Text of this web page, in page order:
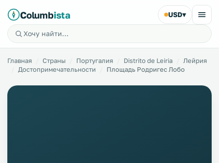
Columbista USD▾
Главная Страны Португалия Distrito de Leiria
Лейрия
Достопримечательности
Площадь Родригес Лобо